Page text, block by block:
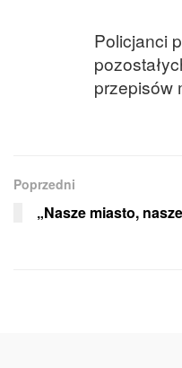
Policjanci
przepisów
Poprzedni
„Nasze miasto,